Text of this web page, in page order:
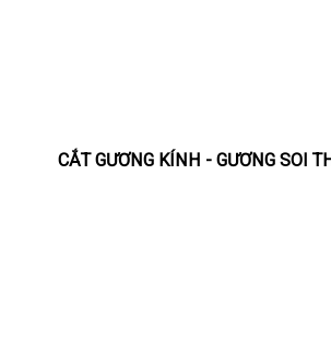
CẮT GƯƠNG KÍNH - GƯƠNG SOI